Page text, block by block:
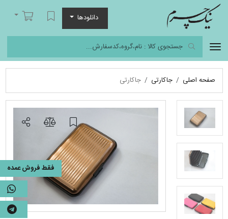
دانلودها
لیست مورد علاقه
سبد خرید
صفحه اصلی جاکارتی جاکارتی
فقط فروش عمده